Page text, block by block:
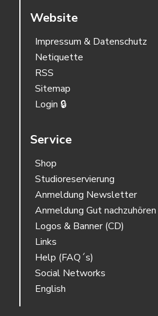
Website
Impressum & Datenschutz
Netiquette
RSS
Sitemap
Login 🔒
Service
Shop
Studioreservierung
Anmeldung Newsletter
Anmeldung Gut
Logos & Banner (CD)
Links
Help (FAQ´s)
Social Networks
English